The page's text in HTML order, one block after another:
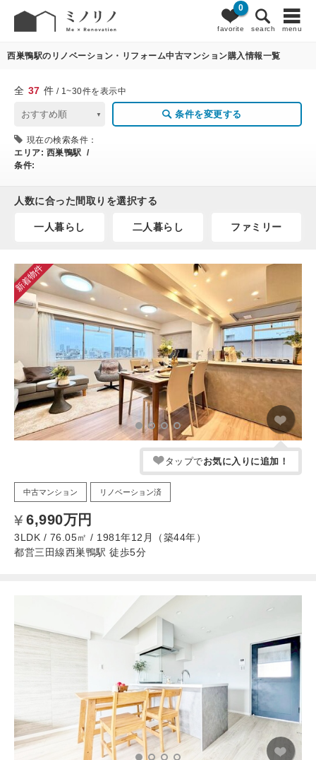
favorite
0
search menu
37 条件変更
西巣鴨駅のリノベーション・リフォーム中古マンション購入情報一覧
全 37 件 / 1~30件を表示中
条件を変更する
現在の検索条件：
エリア: 西巣鴨駅 /
条件:
人数に合った間取りを選択する
一人暮らし 二人暮らし ファミリー
新着物件
タップでお気に入りに追加！
中古マンション リノベーション済
6,990万円
3LDK / 76.05㎡ / 1981年12月（築44年）
都営三田線西巣鴨駅 徒歩5分